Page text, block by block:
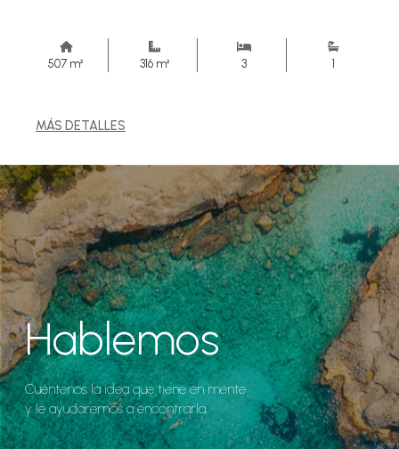
507 m² 316 m² 3 1
MÁS DETALLES
Hablemos
Cuéntenos la idea que tiene en mente
y le ayudaremos a encontrarla.